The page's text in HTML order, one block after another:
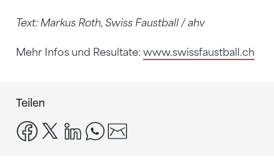
Text: Markus Roth, Swiss Faustball / ahv
Mehr Infos und Resultate: www.swissfaustball.ch
Teilen
facebook
x linkedinwhatsapp